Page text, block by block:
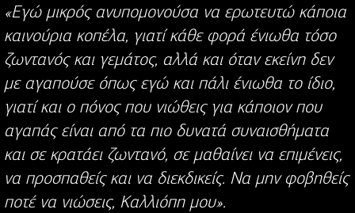
«Εγώ μικρός ανυπομονούσα να ερωτευτώ κάποια
καινούρια κοπέλα, γιατί κάθε φορά ένιωθα τόσο
ζωντανός και γεμάτος, αλλά και όταν εκείνη δεν
με αγαπούσε όπως εγώ και πάλι ένιωθα το ίδιο,
γιατί και ο πόνος που νιώθεις για κάποιον που
αγαπάς είναι από τα πιο δυνατά συναισθήματα
και σε κρατάει ζωντανό, σε μαθαίνει να επιμένεις,
να προσπαθείς και να διεκδικείς. Να μην φοβηθείς
ποτέ να νιώσεις, Καλλιόπη μου».